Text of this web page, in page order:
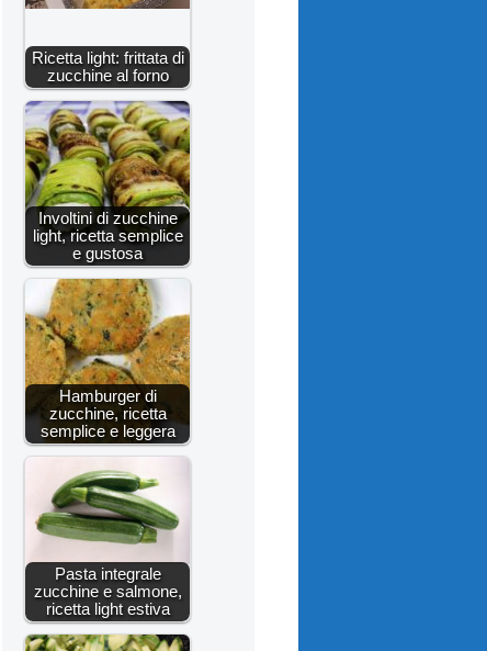
Ricetta light: frittata di
zucchine al forno
Involtini di zucchine
light, ricetta semplice
e gustosa
Hamburger di
zucchine, ricetta
semplice e leggera
Pasta integrale
zucchine e salmone,
ricetta light estiva